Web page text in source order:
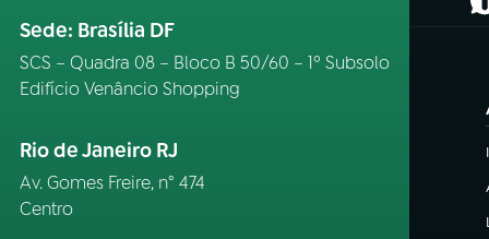
Sede: Brasília DF
SCS – Quadra 08 – Bloco B 50/60 – 1º Subsolo
Edifício Venâncio Shopping
Rio de Janeiro RJ
Av. Gomes Freire, n° 474
Centro